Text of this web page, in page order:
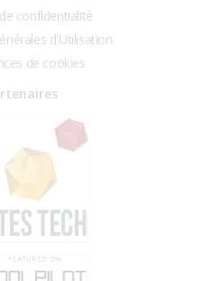
confidentialité
d'Utilisation
de cookies